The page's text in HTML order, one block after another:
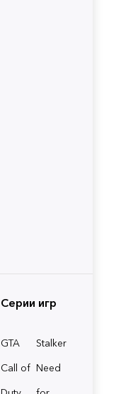
Серии игр
GTA
Stalker
Call of Need